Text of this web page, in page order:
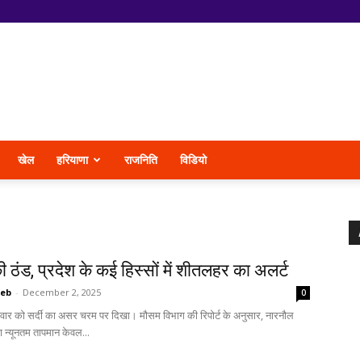
खेल हरियाणा राजनिति विडियो
ठंड, प्रदेश के कई हिस्सों में शीतलहर का अलर्ट
- December 2, 2025 0
को सर्दी का असर चरम पर दिखा। मौसम विभाग की रिपोर्ट के अनुसार, नारनौल
तापमान केवल...